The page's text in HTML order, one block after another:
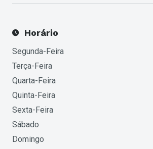
Horário
Segunda-Feira
Terça-Feira
Quarta-Feira
Quinta-Feira
Sexta-Feira
Sábado
Domingo